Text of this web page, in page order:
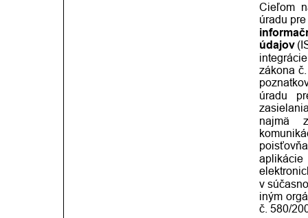
Cieľom
úradu pre
údajov
integrácie
zákona č.
úradu
najmä
aplikácie
v
iným
č. 580/